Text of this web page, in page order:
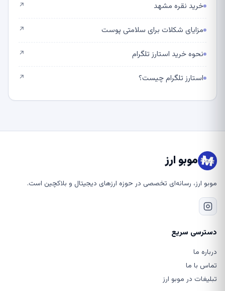
خرید نقره مشهد ↗
مزایای شکلات برای سلامتی پوست ↗
نحوه خرید استارز تلگرام ↗
استارز تلگرام چیست؟ ↗
موبو ارز
موبو ارز، رسانه‌ای تخصصی در حوزه ارزهای دیجیتال و بلاکچین است.
دسترسی سریع
درباره ما
تماس با ما
تبلیغات در موبو ارز